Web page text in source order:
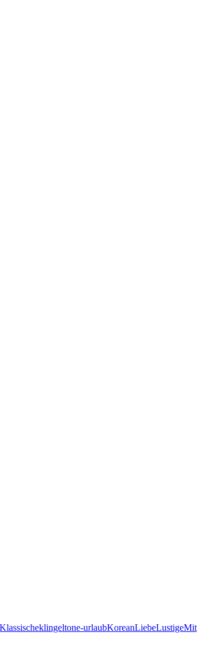
Klassischeklingeltone-urlaubKoreanLiebeLustigeMit